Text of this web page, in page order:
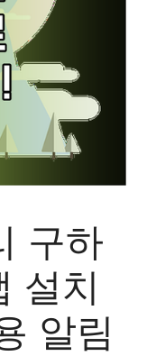
구하
설치
알림